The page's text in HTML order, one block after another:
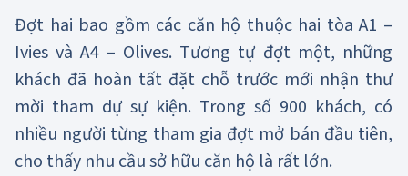
Đợt hai bao gồm các căn hộ thuộc hai tòa A1 –
Ivies và A4 – Olives. Tương tự đợt một, những
khách đã hoàn tất đặt chỗ trước mới nhận thư
mời tham dự sự kiện. Trong số 900 khách, có
nhiều người từng tham gia đợt mở bán đầu tiên,
cho thấy nhu cầu sở hữu căn hộ là rất lớn.